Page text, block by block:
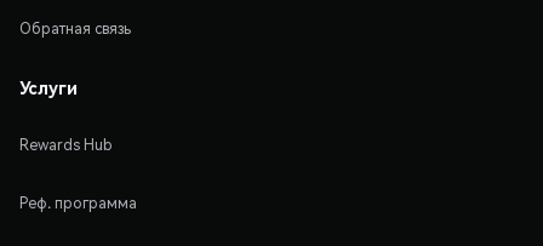
Обратная связь
Услуги
Rewards Hub
Реф. программа